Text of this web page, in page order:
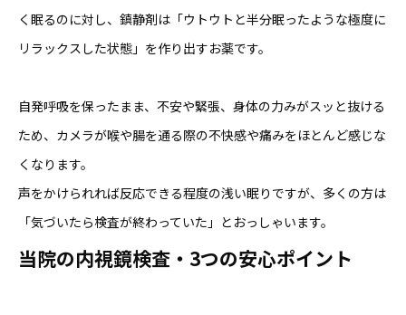
く眠るのに対し、鎮静剤は「ウトウトと半分眠ったような極度に
リラックスした状態」を作り出すお薬です。
自発呼吸を保ったまま、不安や緊張、身体の力みがスッと抜ける
ため、カメラが喉や腸を通る際の不快感や痛みをほとんど感じな
くなります。
声をかけられれば反応できる程度の浅い眠りですが、多くの方は
「気づいたら検査が終わっていた」とおっしゃいます。
当院の内視鏡検査・3つの安心ポイント